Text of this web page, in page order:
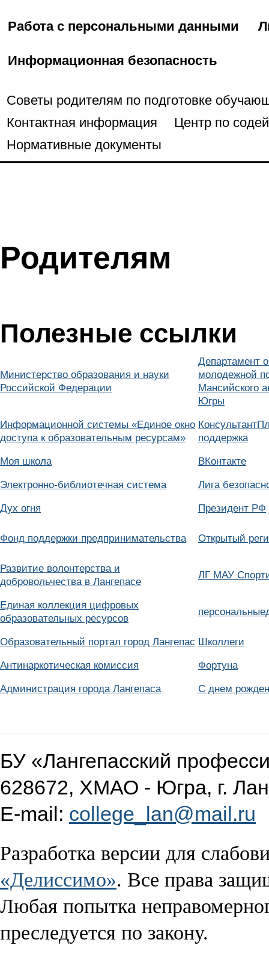
Работа с персональными данными
Информационная безопасность
Советы родителям по подготовке
Контактная информация
Центр по
Нормативные документы
Родителям
Полезные ссылки
Министерство образования и науки
Российской Федерации
Департамент
молодежной
Мансийского
Югры
Информационной системы «Единое окно
доступа к образовательным ресурсам»
поддержка
Моя школа ВКонтакте
Электронно-библиотечная система Лига
Дух огня Президент РФ
Фонд поддержки предпринимательства Открытый
Развитие волонтерства и
добровольчества в Лангепасе
ЛГ МАУ
Единая коллекция цифровых
образовательных ресурсов
Образовательный портал город Лангепас Школлеги
Антинаркотическая комиссия Фортуна
Администрация города Лангепаса С днем
БУ «Лангепасский
628672, ХМАО - Югра, г.
E-mail: college_lan@mail.ru
Разработка версии для
«Делиссимо». Все права
Любая попытка
преследуется по закону.